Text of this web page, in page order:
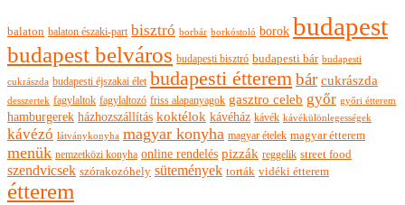
balaton balaton északi-part bisztró borbár borkóstoló borok budapest
budapest belváros budapesti bisztró budapesti bár budapesti
cukrászda budapesti éjszakai élet budapesti étterembár cukrászda
desszertek fagylaltok fagylaltozó friss alapanyagok gasztro celeb győr győri étterem
hamburgerek házhozszállítás koktélok kávéház kávék kávékülönlegességek
kávézó látványkonyha magyar konyha magyar ételek magyar étterem
menük nemzetközi konyha online rendelés pizzák reggelik street food
szendvicsek szórakozóhely sütemények torták vidéki étterem
étterem